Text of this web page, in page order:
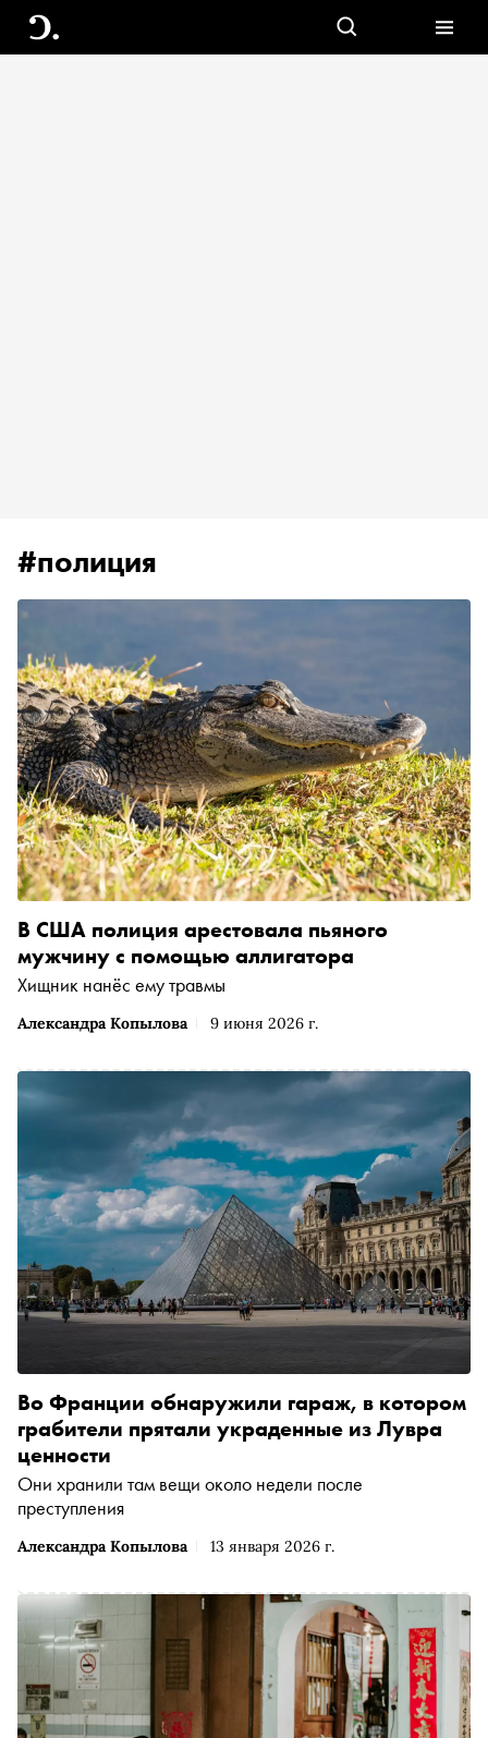
#полиция
Александра Копылова 9 июня 2026 г.
В США полиция арестовала пьяного
мужчину с помощью аллигатора
Хищник нанёс ему травмы
Александра Копылова 13 января 2026 г.
Во Франции обнаружили гараж, в котором
грабители прятали украденные из Лувра
ценности
Они хранили там вещи около недели после
преступления